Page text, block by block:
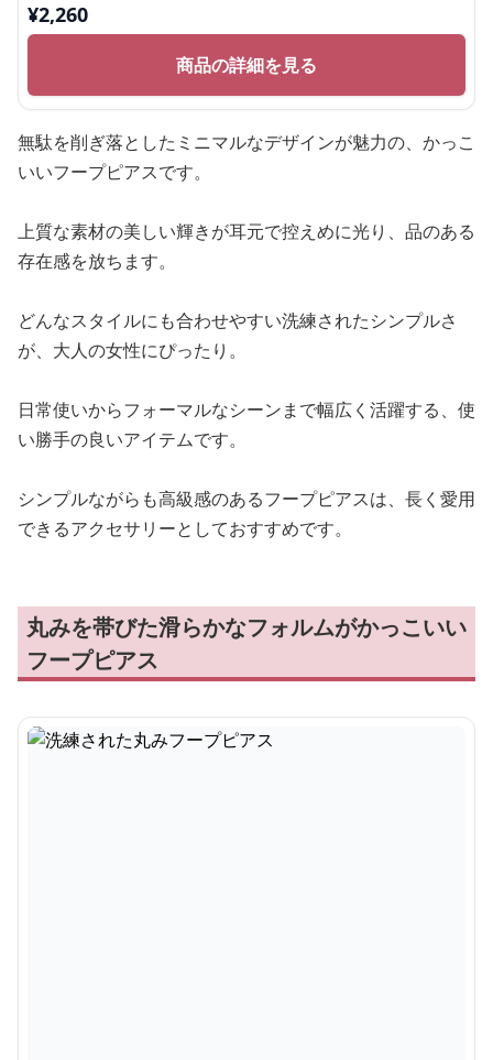
¥2,260
商品の詳細を見る
無駄を削ぎ落としたミニマルなデザインが魅力の、かっこ
いいフープピアスです。
上質な素材の美しい輝きが耳元で控えめに光り、品のある
存在感を放ちます。
どんなスタイルにも合わせやすい洗練されたシンプルさ
が、大人の女性にぴったり。
日常使いからフォーマルなシーンまで幅広く活躍する、使
い勝手の良いアイテムです。
シンプルながらも高級感のあるフープピアスは、長く愛用
できるアクセサリーとしておすすめです。
丸みを帯びた滑らかなフォルムがかっこいい
フープピアス